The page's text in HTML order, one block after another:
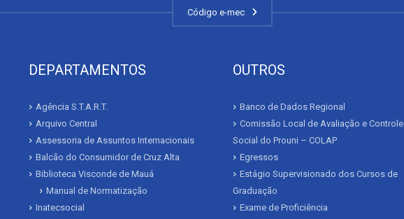
Código e-mec
DEPARTAMENTOS
Agência S.T.A.R.T.
Arquivo Central
Assessoria de Assuntos Internacionais
Balcão do Consumidor de Cruz Alta
Biblioteca Visconde de Mauá
Manual de Normatização
Inatecsocial
OUTROS
Banco de Dados Regional
Comissão Local de Avaliação e Controle
Social do Prouni – COLAP
Egressos
Estágio Supervisionado dos Cursos de
Graduação
Exame de Proficiência